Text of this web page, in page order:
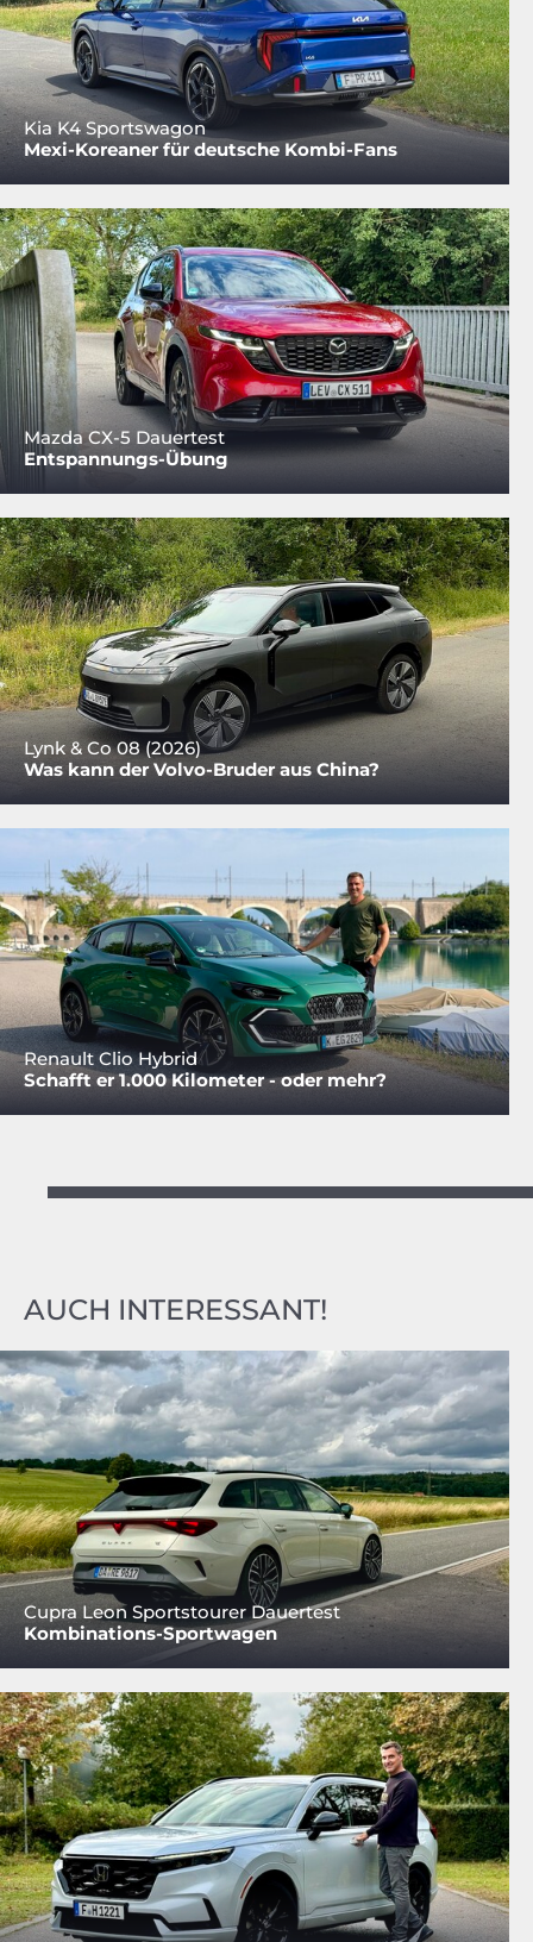
Kia K4 Sportswagon
Mexi-Koreaner für deutsche Kombi-Fans
Mazda CX-5 Dauertest
Entspannungs-Übung
Lynk & Co 08 (2026)
Was kann der Volvo-Bruder aus China?
Renault Clio Hybrid
Schafft er 1.000 Kilometer - oder mehr?
AUCH INTERESSANT!
Cupra Leon Sportstourer Dauertest
Kombinations-Sportwagen